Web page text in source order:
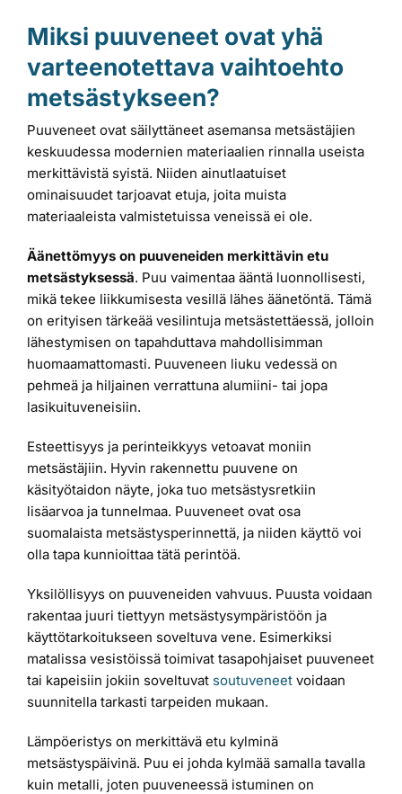
Miksi puuveneet ovat yhä
varteenotettava vaihtoehto
metsästykseen?
Puuveneet ovat säilyttäneet asemansa metsästäjien
keskuudessa modernien materiaalien rinnalla useista
merkittävistä syistä. Niiden ainutlaatuiset
ominaisuudet tarjoavat etuja, joita muista
materiaaleista valmistetuissa veneissä ei ole.
Äänettömyys on puuveneiden merkittävin etu
metsästyksessä. Puu vaimentaa ääntä luonnollisesti,
mikä tekee liikkumisesta vesillä lähes äänetöntä. Tämä
on erityisen tärkeää vesilintuja metsästettäessä, jolloin
lähestymisen on tapahduttava mahdollisimman
huomaamattomasti. Puuveneen liuku vedessä on
pehmeä ja hiljainen verrattuna alumiini- tai jopa
lasikuituveneisiin.
Esteettisyys ja perinteikkyys vetoavat moniin
metsästäjiin. Hyvin rakennettu puuvene on
käsityötaidon näyte, joka tuo metsästysretkiin
lisäarvoa ja tunnelmaa. Puuveneet ovat osa
suomalaista metsästysperinnettä, ja niiden käyttö voi
olla tapa kunnioittaa tätä perintöä.
Yksilöllisyys on puuveneiden vahvuus. Puusta voidaan
rakentaa juuri tiettyyn metsästysympäristöön ja
käyttötarkoitukseen soveltuva vene. Esimerkiksi
matalissa vesistöissä toimivat tasapohjaiset puuveneet
tai kapeisiin jokiin soveltuvat soutuveneet voidaan
suunnitella tarkasti tarpeiden mukaan.
Lämpöeristys on merkittävä etu kylminä
metsästyspäivinä. Puu ei johda kylmää samalla tavalla
kuin metalli, joten puuveneessä istuminen on